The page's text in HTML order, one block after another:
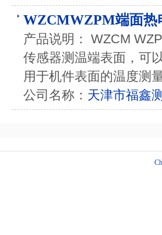
WZCMWZPM端面热
产品说明： WZCM
传感器测温端表面，可
用于机件表面的温度测
公司名称： 天津市福鑫